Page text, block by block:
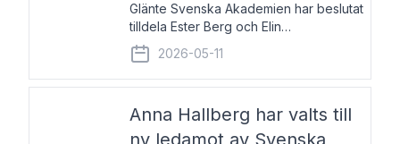
Glänte Svenska Akademien har beslutat
tilldela Ester Berg och Elin
Michaelsdotter Svenska Akademiens
debutantpris för år 2026. Priset är
nyinstiftat och syftar till att lyfta fram
2026-05-11
Anna Hallberg har valts till